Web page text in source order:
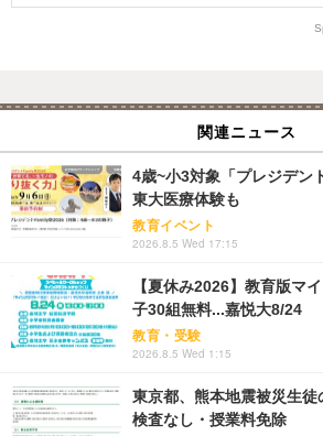
関連ニュース
4歳~小3対象「プレジデン
東大医療体験も
教育イベント
2026.8.5 Wed 17:15
【夏休み2026】教育版マ
子30組無料...嘉悦大8/24
教育・受験
2026.8.5 Wed 1:15
東京都、熊本地震被災生
検査なし・授業料免除